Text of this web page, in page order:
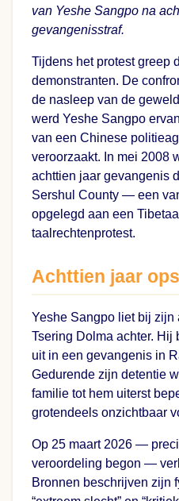
van Yeshe Sangpo na
gevangenisstraf.
Tijdens het protest greep
demonstranten. De
de nasleep van de
werd Yeshe Sangpo
van een Chinese
veroorzaakt. In mei 2008
achttien jaar gevangenis
Sershul County — een
opgelegd aan een
taalrechtenprotest.
Achttien jaar
Yeshe Sangpo liet bij zijn
Tsering Dolma achter. Hij
uit in een gevangenis in
Gedurende zijn detentie
familie tot hem uiterst
grotendeels onzichtbaar
Op 25 maart 2026 —
veroordeling begon —
Bronnen beschrijven zijn